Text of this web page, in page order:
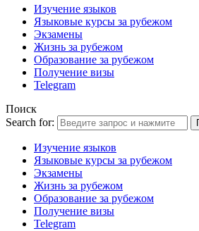
Изучение языков
Языковые курсы за рубежом
Экзамены
Жизнь за рубежом
Образование за рубежом
Получение визы
Telegram
Поиск
Search for:
Изучение языков
Языковые курсы за рубежом
Экзамены
Жизнь за рубежом
Образование за рубежом
Получение визы
Telegram